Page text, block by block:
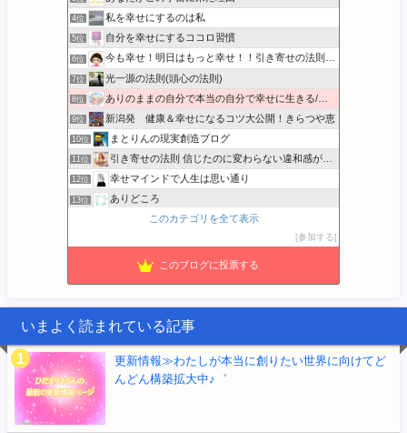
4位 私を幸せにするのは私
5位 自分を幸せにするココロ習慣
6位 今も幸せ！明日はもっと幸せ！！引き寄せの法則実践日記
7位 光一源の法則(頭心の法則)
8位 ありのままの自分で本当の自分で幸せに生きる/本音BLOG
9位 新潟発 健康＆幸せになるコツ大公開！きらつや恵
10位 まとりんの現実創造ブログ
11位 引き寄せの法則 信じたのに変わらない違和感が消える実践ガイド
12位 幸せマインドで人生は思い通り
13位 ありどころ
宇宙の法則 エイブラハムのひと言解説
このカテゴリを全て表示
参加する
このブログに投票する
いまよく読まれている記事
更新情報≫わたしが本当に創りたい世界に向けてど
んどん構築拡大中♪゛